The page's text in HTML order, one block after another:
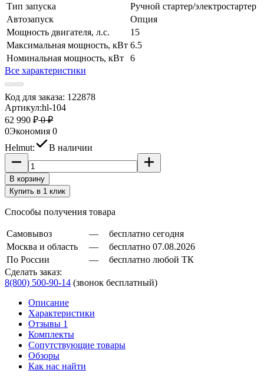
Тип запуска
Ручной стартер/электростартер
Автозапуск
Опция
Мощность двигателя, л.с.
15
Максимальная мощность, кВт 6.5
Номинальная мощность, кВт
6
Все характеристики
Код для заказа: 122878
Артикул:hl-104
62 990 ₽0 ₽
0Экономия 0
Helmut:
В наличии
В корзину
Купить в 1 клик
Способы получения товара
Самовывоз —
бесплатно сегодня
Москва и область
—
бесплатно 07.08.2026
По России
—
бесплатно любой ТК
Сделать заказ:
8(800) 500-90-14 (звонок бесплатный)
Описание
Характеристики
Отзывы 1
Комплекты
Сопутствующие товары
Обзоры
Как нас найти